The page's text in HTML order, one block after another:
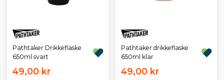
Pathtaker Drikkeflaske
650ml svart
49,00 kr
Pathtaker drikkeflaske
650ml klar
49,00 kr